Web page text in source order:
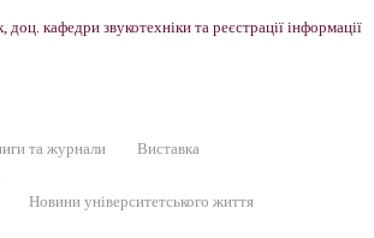
кафедри звукотехніки та реєстрації інформації
та журнали
Виставка
Новини університетського життя